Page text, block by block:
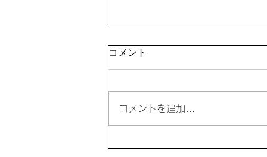
「夏休み教室」を開催
コメント
コメントを追加…